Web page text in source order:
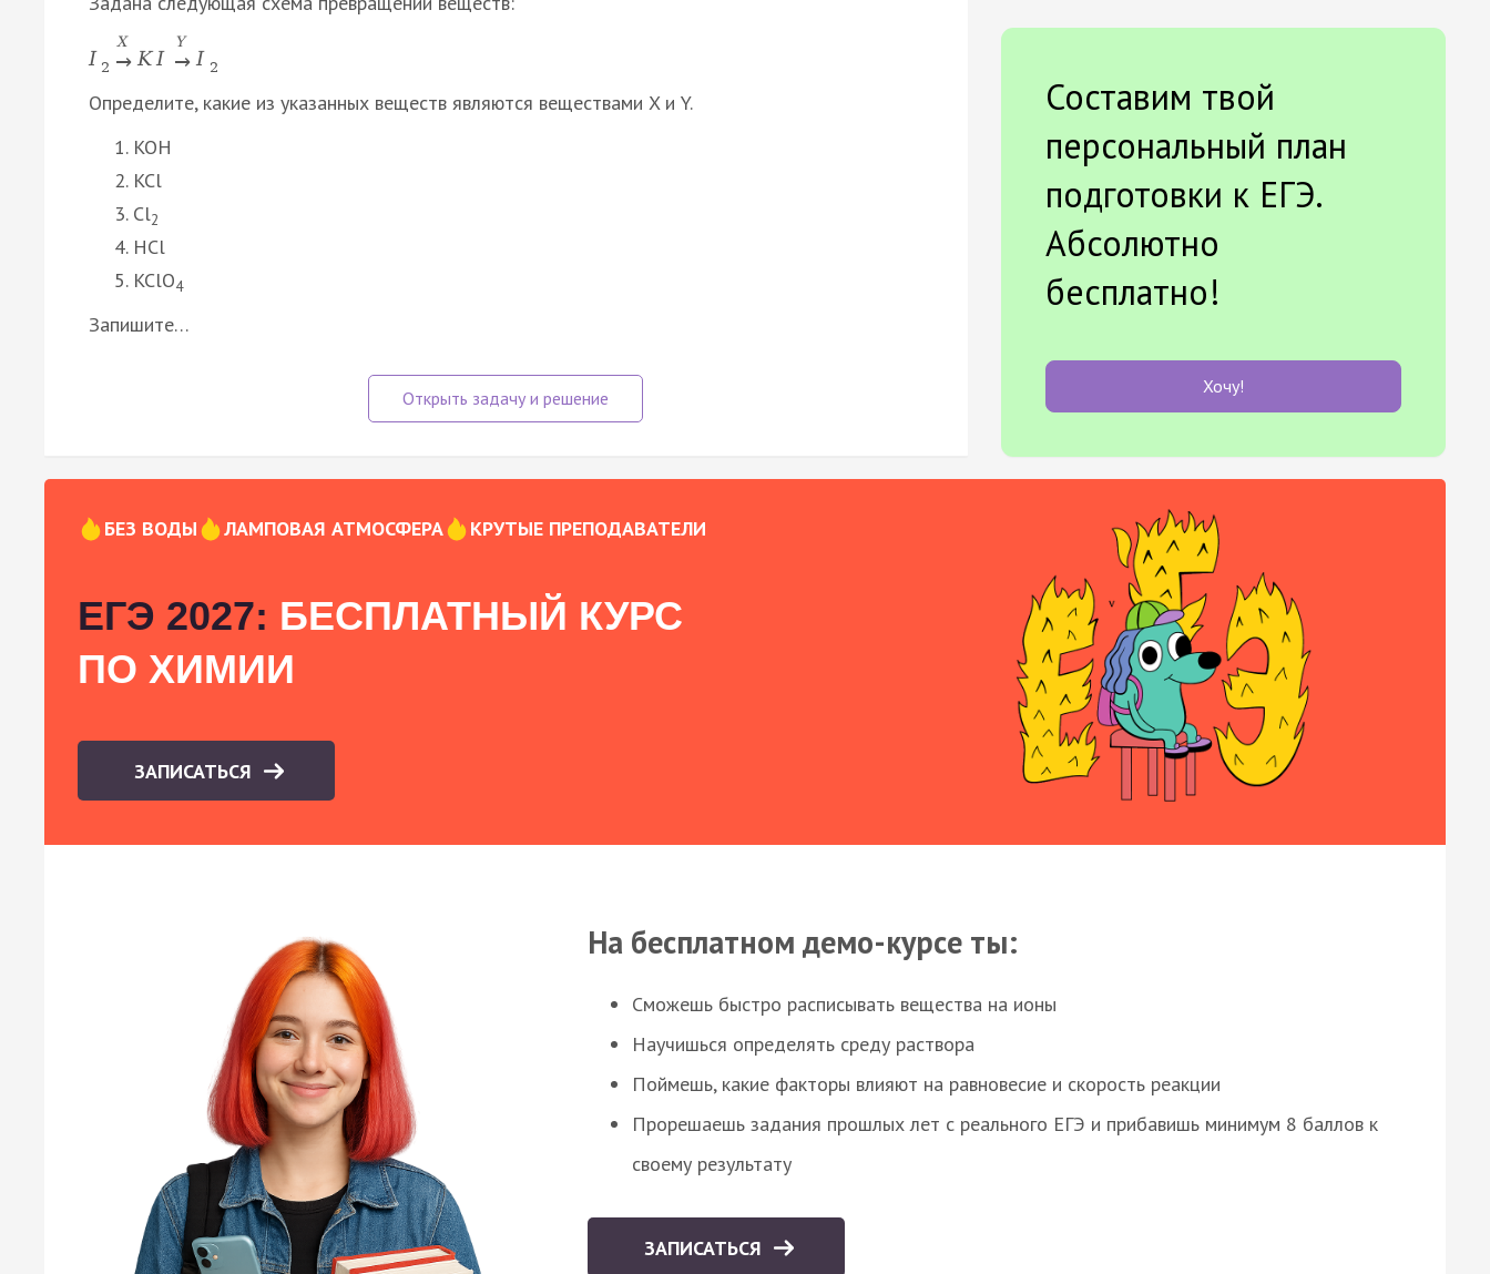
I 2
X
→ K I
Y
→ I 2
Определите, какие из указанных веществ являются веществами X и Y.
KOH
KCl
Cl2
HCl
KClO4
Запишите…
Составим твой
персональный план
подготовки к ЕГЭ.
Абсолютно
бесплатно!
Хочу!
БЕЗ ВОДЫ ЛАМПОВАЯ АТМОСФЕРА КРУТЫЕ ПРЕПОДАВАТЕЛИ
ЕГЭ 2027: БЕСПЛАТНЫЙ КУРС
ПО ХИМИИ
ЗАПИСАТЬСЯ
На бесплатном демо-курсе ты:
Сможешь быстро расписывать вещества на ионы
Научишься определять среду раствора
Поймешь, какие факторы влияют на равновесие и скорость реакции
Прорешаешь задания прошлых лет с реального ЕГЭ и прибавишь минимум 8 баллов к
своему результату
ЗАПИСАТЬСЯ